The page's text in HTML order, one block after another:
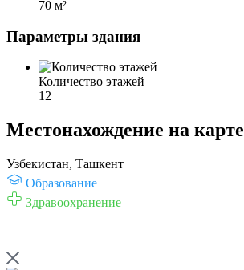
70 м²
Параметры здания
Количество этажей
12
Местонахождение на карте
Узбекистан, Ташкент
Образование
Здравоохранение